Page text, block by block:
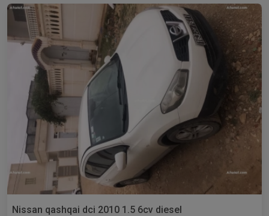
Nissan qashqai dci 2010 1.5 6cv diesel